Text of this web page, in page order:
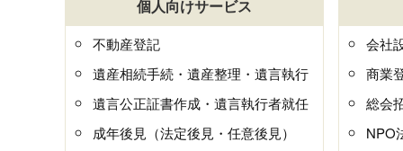
個人向けサービス
不動産登記
遺産相続手続・遺産整理・遺言執行
遺言公正証書作成・遺言執行者就任
成年後見（法定後見・任意後見）
会社
商業
総会
NPO